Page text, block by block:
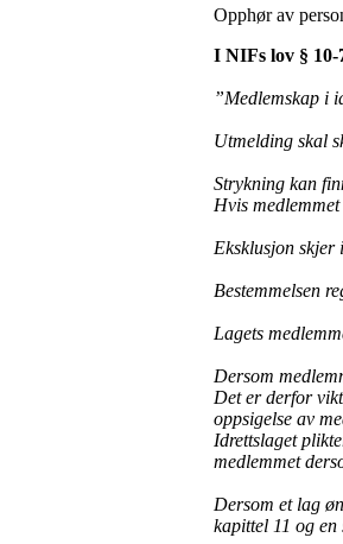
Opphør av
I NIFs lov § 10-
”Medlemskap i
Utmelding skal
Strykning kan
Hvis
Eksklusjon skjer
Bestemmelsen
Lagets
Dersom
Det er derfor
oppsigelse av
Idrettslaget
medlemmet
Dersom et lag
kapittel 11 og